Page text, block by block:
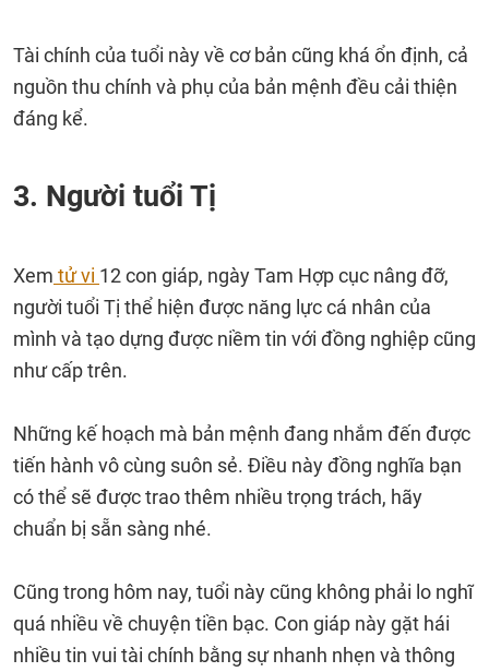
Tài chính của tuổi này về cơ bản cũng khá ổn định, cả
nguồn thu chính và phụ của bản mệnh đều cải thiện
đáng kể.
3. Người tuổi Tị
Xem tử vi 12 con giáp, ngày Tam Hợp cục nâng đỡ,
người tuổi Tị thể hiện được năng lực cá nhân của
mình và tạo dựng được niềm tin với đồng nghiệp cũng
như cấp trên.
Những kế hoạch mà bản mệnh đang nhắm đến được
tiến hành vô cùng suôn sẻ. Điều này đồng nghĩa bạn
có thể sẽ được trao thêm nhiều trọng trách, hãy
chuẩn bị sẵn sàng nhé.
Cũng trong hôm nay, tuổi này cũng không phải lo nghĩ
quá nhiều về chuyện tiền bạc. Con giáp này gặt hái
nhiều tin vui tài chính bằng sự nhanh nhẹn và thông